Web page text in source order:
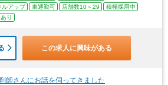
ルアップ 車通勤可 店舗数10～29
積極採用中
り
この求人に興味がある
師さんにお話を伺ってきました